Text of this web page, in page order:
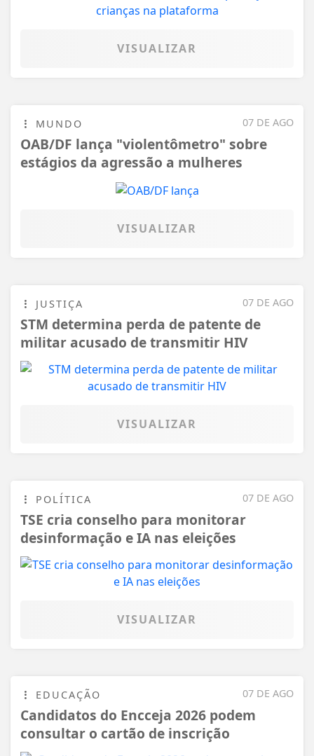
VISUALIZAR
07 DE AGO
MUNDO
OAB/DF lança "violentômetro" sobre
estágios da agressão a mulheres
VISUALIZAR
07 DE AGO
JUSTIÇA
STM determina perda de patente de
militar acusado de transmitir HIV
VISUALIZAR
07 DE AGO
POLÍTICA
TSE cria conselho para monitorar
desinformação e IA nas eleições
VISUALIZAR
07 DE AGO
EDUCAÇÃO
Candidatos do Encceja 2026 podem
consultar o cartão de inscrição